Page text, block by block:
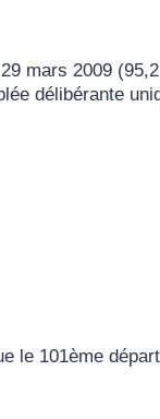
mars 2009
délibérante
101ème